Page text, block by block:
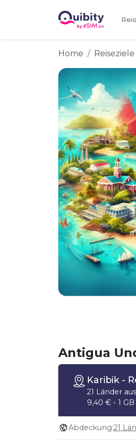
Home Reiseziele
Antigua
Karibik-
21 Länder
9,40 € - 1 GB
Abdeckung:21